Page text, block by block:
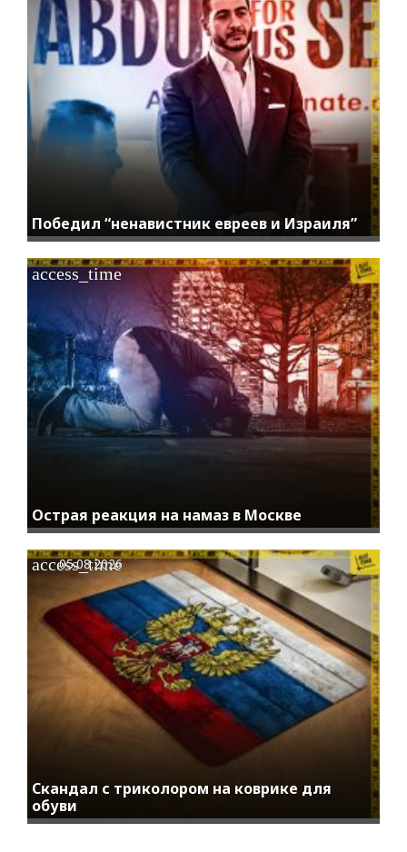
Победил “ненавистник евреев и Израиля”
Острая реакция на намаз в Москве
access_time
Скандал с триколором на коврике для
обуви
access_time
05.08.2026